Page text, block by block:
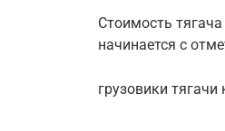
Стоимость
начинается с
грузовики